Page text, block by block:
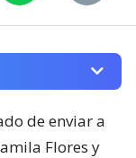
de enviar a
Flores y